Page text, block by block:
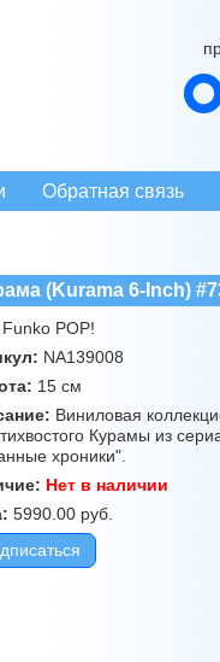
Обратная связь
(Kurama 6-Inch)
Funko POP!
NA139008
15 см
Виниловая
Курамы из
хроники".
Нет в наличии
5990.00 руб.